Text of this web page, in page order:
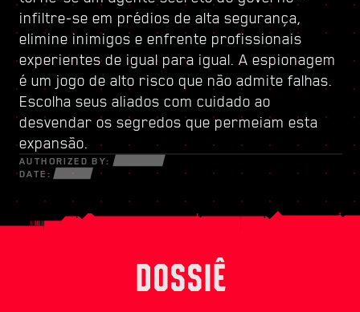
infiltre-se em prédios de alta segurança,
elimine inimigos e enfrente profissionais
experientes de igual para igual. A espionagem
é um jogo de alto risco que não admite falhas.
Escolha seus aliados com cuidado ao
desvendar os segredos que permeiam esta
expansão.
AUTHORIZED BY:
DATE:
uma milícia pronta para atirar. Suas
estruturas frágeis guardam segredos e
oportunidades que só se revelam a quem
estiver disposto a fazer o que for preciso.
Dentro de suas paredes, descubra serviços e
missões eletrizantes nos quais você arriscará
tudo.
estilo de jogo único — use todas as novas
armas e cibernéticas à sua disposição para
sobreviver em um mundo fragmentado de
traficantes desesperados, trilha-redes
astutos e mercenários implacáveis em busca
de lucro e poder.
DOSSIÊ